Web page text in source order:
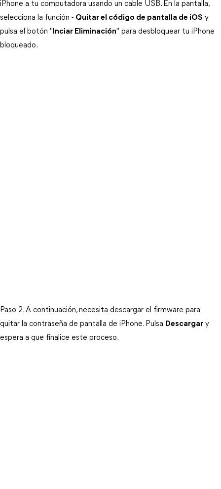
iPhone a tu computadora usando un cable USB. En la pantalla,
selecciona la función - Quitar el código de pantalla de iOS y
pulsa el botón " Inciar Eliminación" para desbloquear tu iPhone
bloqueado.
Paso 2. A continuación, necesita descargar el firmware para
quitar la contraseña de pantalla de iPhone. Pulsa Descargar y
espera a que finalice este proceso.